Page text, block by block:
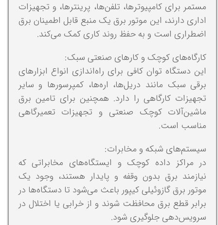
مستمر برای کامپیوترها، تلفن‌ها، پرینترها، و تجهیزات
اداری دارند، این موتور برق یک منبع قابل اطمینان برق
اضطراری است و به حفظ روند کاری کمک می‌کند.
کارگاه‌های کوچک و کارهای صنعتی سبک:
این دستگاه توان کافی برای راه‌اندازی انواع ابزارهای
برقی سبک مانند دریل‌ها، اره‌ها، کمپرسورها و سایر
تجهیزات کارگاهی را دارد. همچنین برای تامین برق
ماشین‌آلات کوچک صنعتی و تجهیزات تعمیرگاهی
مناسب است.
سیستم‌های شبکه و مخابرات:
در مراکز داده کوچک و ایستگاه‌های مخابراتی که
نیازمند برق بدون وقفه و پایدار هستند، وجود یک
موتور برق گازوئیلی کیپور باعث می‌شود تا دستگاه‌ها در
برابر قطع برق محافظت شوند و از خرابی یا اختلال در
سرویس‌دهی جلوگیری شود.